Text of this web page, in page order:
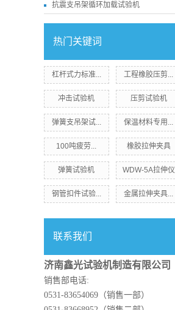
抗震支吊架循环加载试验机
热门关键词
杠杆式力标准... 工程橡胶压剪...
冲击试验机 压剪试验机
弹簧支吊架试... 保温材料专用...
100吨疲劳... 橡胶拉伸夹具
弹簧试验机 WDW-5A拉伸仪
钢管扣件试验... 金属拉伸夹具...
联系我们
济南鑫光试验机制造有限公司
销售部电话:
0531-83654069（销售一部）